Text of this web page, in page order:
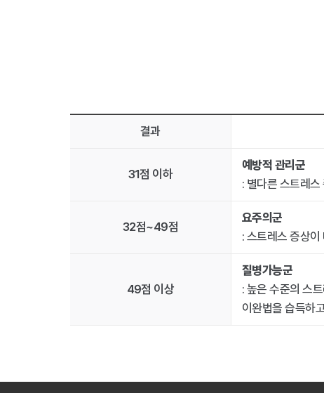
결과
31점 이하
예방적 관리군
: 별다른 스트레
32점~49점
요주의군
: 스트레스 증상
49점 이상
질병가능군
: 높은 수준의 스
이완법을 습득하